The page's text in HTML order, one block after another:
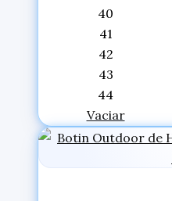
40
41
42
43
44
Vaciar